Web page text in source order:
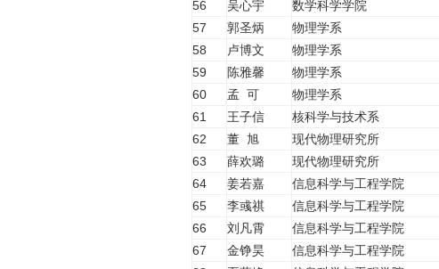
56
吴心宇 数学科学学院
57
郭圣炳 物理学系
58
卢博文 物理学系
59
陈雅馨 物理学系
60
孟 可 物理学系
61
王子信 核科学与技术系
62
董 旭 现代物理研究所
63
薛欢璐 现代物理研究所
64
姜若嘉 信息科学与工程学院
65
李彧祺 信息科学与工程学院
66
刘凡霄 信息科学与工程学院
67
金铮昊 信息科学与工程学院